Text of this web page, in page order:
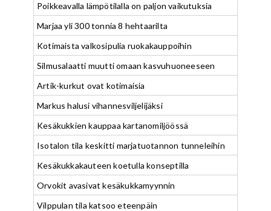
Poikkeavalla lämpötilalla on paljon vaikutuksia
Marjaa yli 300 tonnia 8 hehtaarilta
Kotimaista valkosipulia ruokakauppoihin
Silmusalaatti muutti omaan kasvuhuoneeseen
Artik-kurkut ovat kotimaisia
Markus halusi vihannesviljelijäksi
Kesäkukkien kauppaa kartanomiljöössä
Isotalon tila keskitti marjatuotannon tunneleihin
Kesäkukkakauteen koetulla konseptilla
Orvokit avasivat kesäkukkamyynnin
Vilppulan tila katsoo eteenpäin